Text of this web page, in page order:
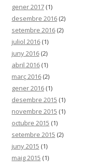
gener 2017 (1)
desembre 2016 (2)
setembre 2016 (2)
juliol 2016 (1)
juny 2016 (2)
abril 2016 (1)
març 2016 (2)
gener 2016 (1)
desembre 2015 (1)
novembre 2015 (1)
octubre 2015 (1)
setembre 2015 (2)
juny 2015 (1)
maig 2015 (1)